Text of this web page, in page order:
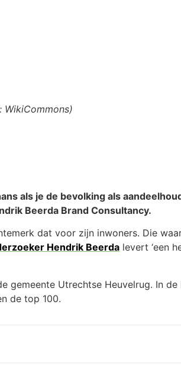
WikiCommons)
als je de bevolking als
Beerda Brand Consultancy.
dat voor zijn inwoners. Die
Hendrik Beerda levert ‘een
Utrechtse Heuvelrug. In
de top 100.